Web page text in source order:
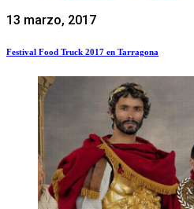
13 marzo, 2017
Festival Food Truck 2017 en Tarragona